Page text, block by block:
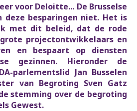
voor Deloitte... De Brusselse
deze besparingen niet. Het is
met dit beleid, dat de rode
projectontwikkelaars en
en bespaart op diensten
gezinnen. Hieronder de
parlementslid Jan Busselen
van Begroting Sven Gatz
stemming over de begroting
Gewest.